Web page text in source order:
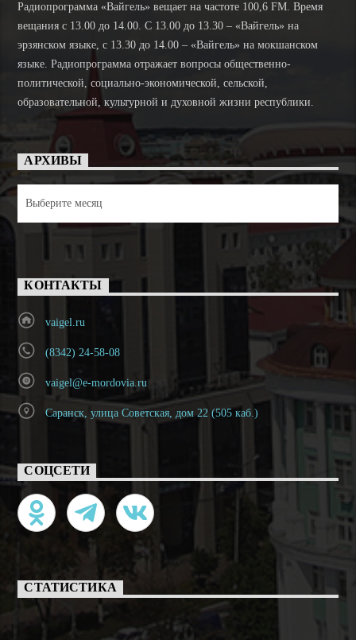
Радиопрограмма «Вайгель» вещает на частоте 100,6 FM. Время
вещания с 13.00 до 14.00. C 13.00 до 13.30 – «Вайгель» на
эрзянском языке, с 13.30 до 14.00 – «Вайгель» на мокшанском
языке. Радиопрограмма отражает вопросы общественно-
политической, социально-экономической, сельской,
образовательной, культурной и духовной жизни республики.
АРХИВЫ
КОНТАКТЫ
vaigel.ru
(8342) 24-58-08
vaigel@e-mordovia.ru
Саранск, улица Советская, дом 22 (505 каб.)
СОЦСЕТИ
СТАТИСТИКА